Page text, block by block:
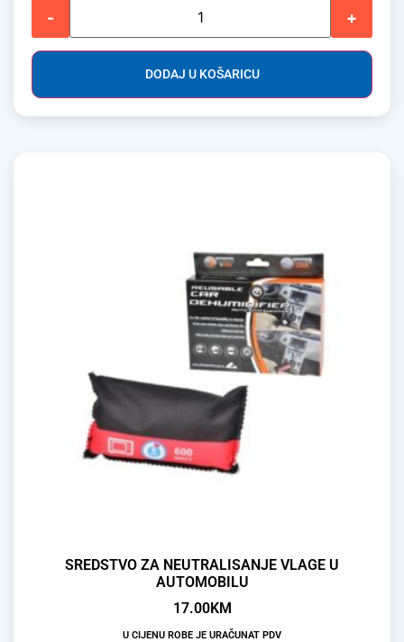
- +
DODAJ U KOŠARICU
SREDSTVO ZA NEUTRALISANJE VLAGE U
AUTOMOBILU
17.00KM
U CIJENU ROBE JE URAČUNAT PDV